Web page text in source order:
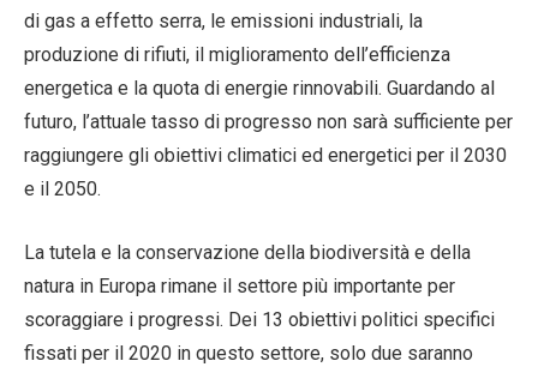
di gas a effetto serra, le emissioni industriali, la
produzione di rifiuti, il miglioramento dell’efficienza
energetica e la quota di energie rinnovabili. Guardando al
futuro, l’attuale tasso di progresso non sarà sufficiente per
raggiungere gli obiettivi climatici ed energetici per il 2030
e il 2050.
La tutela e la conservazione della biodiversità e della
natura in Europa rimane il settore più importante per
scoraggiare i progressi. Dei 13 obiettivi politici specifici
fissati per il 2020 in questo settore, solo due saranno